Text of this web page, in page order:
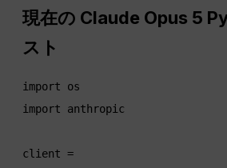
現在の Claude Opus 5
スト
import os
import anthropic
client =